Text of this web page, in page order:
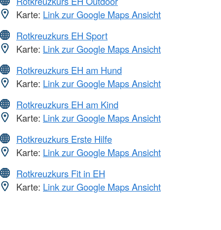
Karte: Link zur Google Maps Ansicht
Rotkreuzkurs EH Sport
Karte: Link zur Google Maps Ansicht
Rotkreuzkurs EH am Hund
Karte: Link zur Google Maps Ansicht
Rotkreuzkurs EH am Kind
Karte: Link zur Google Maps Ansicht
Rotkreuzkurs Erste Hilfe
Karte: Link zur Google Maps Ansicht
Rotkreuzkurs Fit in EH
Karte: Link zur Google Maps Ansicht